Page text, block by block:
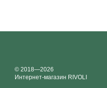
© 2018—2026
Интернет-магазин RIVOLI